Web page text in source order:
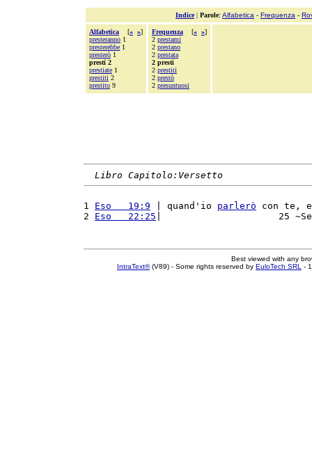
Indice| Parole: Alfabetica - Frequenza -
Alfabetica [« »]
presteranno 1
presterebbe 1
presterò 1
presti 2
prestiate 1
prestiti 2
prestito 9
Frequenza [« »]
2 prestami
2 prestano
2 prestata
2 presti
2 prestiti
2 prestò
2 presuntuosi
Libro Capitolo:Versetto
1 Eso   19:9 | quand'io parlerò con te,
2 Eso   22:25 |                     25
Best viewed with any
IntraText®(V89) - Some rights reserved by EuloTech SRL -